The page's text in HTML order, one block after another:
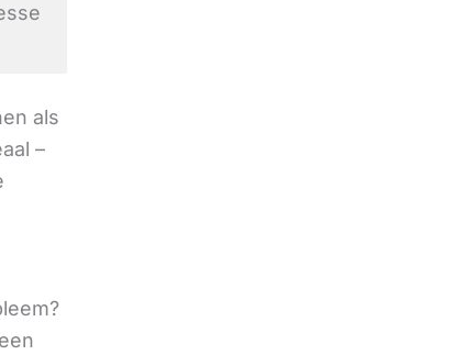
als
–